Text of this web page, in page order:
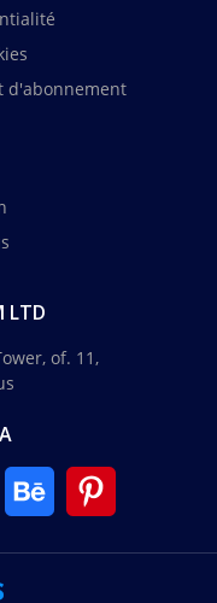
d'abonnement
LTD
of. 11,